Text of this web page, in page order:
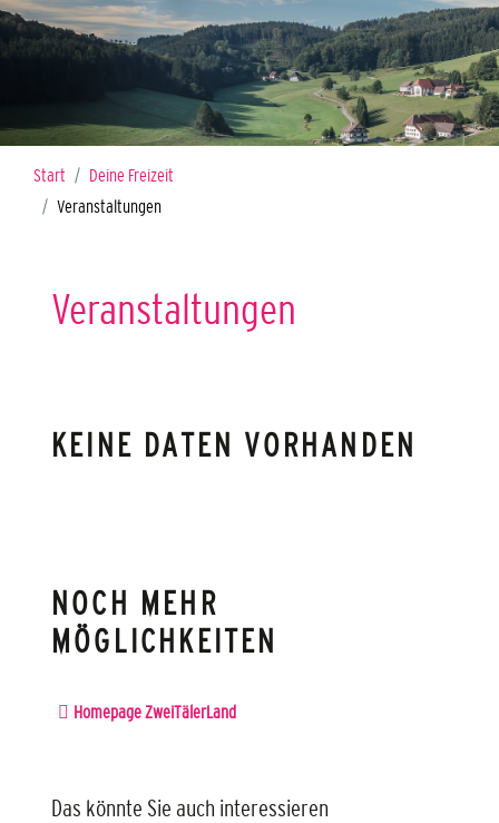
Start
Deine Freizeit
Veranstaltungen
Veranstaltungen
KEINE DATEN VORHANDEN
NOCH MEHR
MÖGLICHKEITEN
Homepage ZweiTälerLand
Das könnte Sie auch interessieren